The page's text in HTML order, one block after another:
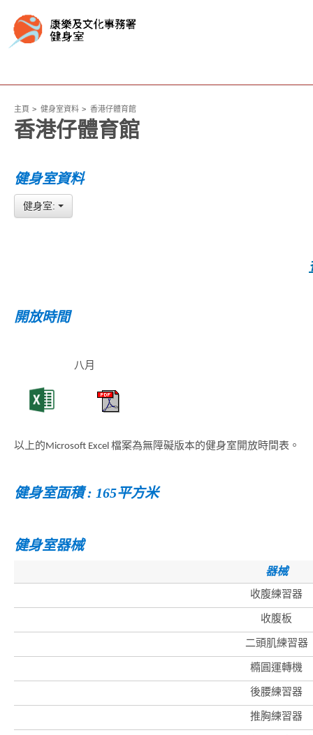
主頁 健身室資料 香港仔體育館
香港仔體育館
健身室資料
健身室:
開放時間
八月
以上的Microsoft Excel 檔案為無障礙版本的健身室開放時間表。
健身室面積 : 165平方米
健身室器械
器械
收腹練習器
收腹板
二頭肌練習器
橢圓運轉機
後腰練習器
推胸練習器